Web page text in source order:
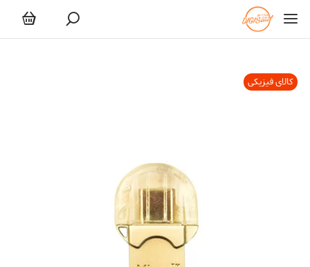
کالای فیزیکی